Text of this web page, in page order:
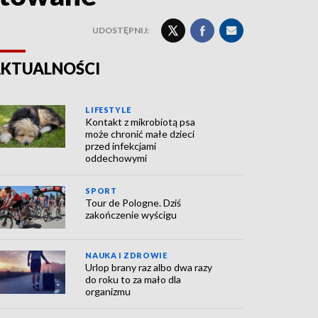
UDOSTĘPNIJ:
LIFESTYLE
Kontakt z mikrobiotą psa
może chronić małe dzieci
przed infekcjami
oddechowymi
SPORT
Tour de Pologne. Dziś
zakończenie wyścigu
NAUKA I ZDROWIE
Urlop brany raz albo dwa razy
do roku to za mało dla
organizmu